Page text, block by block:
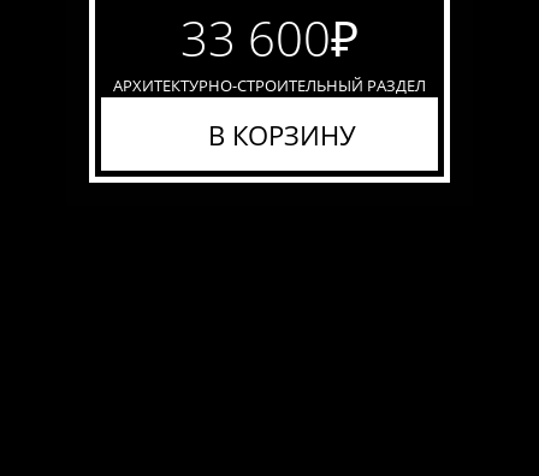
33 600₽
АРХИТЕКТУРНО-СТРОИТЕЛЬНЫЙ РАЗДЕЛ
В КОРЗИНУ